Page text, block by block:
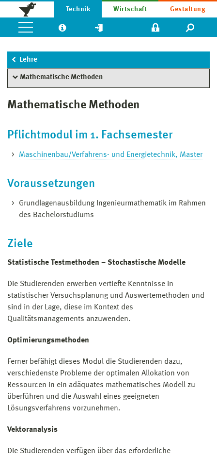
Technik Wirtschaft Gestaltung
Lehre
Mathematische Methoden
Mathematische Methoden
Pflichtmodul im 1. Fachsemester
Maschinenbau/Verfahrens- und Energietechnik, Master
Voraussetzungen
Grundlagenausbildung Ingenieurmathematik im Rahmen
des Bachelorstudiums
Ziele
Statistische Testmethoden – Stochastische Modelle
Die Studierenden erwerben vertiefte Kenntnisse in
statistischer Versuchsplanung und Auswertemethoden und
sind in der Lage, diese im Kontext des
Qualitätsmanagements anzuwenden.
Optimierungsmethoden
Ferner befähigt dieses Modul die Studierenden dazu,
verschiedenste Probleme der optimalen Allokation von
Ressourcen in ein adäquates mathematisches Modell zu
überführen und die Auswahl eines geeigneten
Lösungsverfahrens vorzunehmen.
Vektoranalysis
Die Studierenden verfügen über das erforderliche